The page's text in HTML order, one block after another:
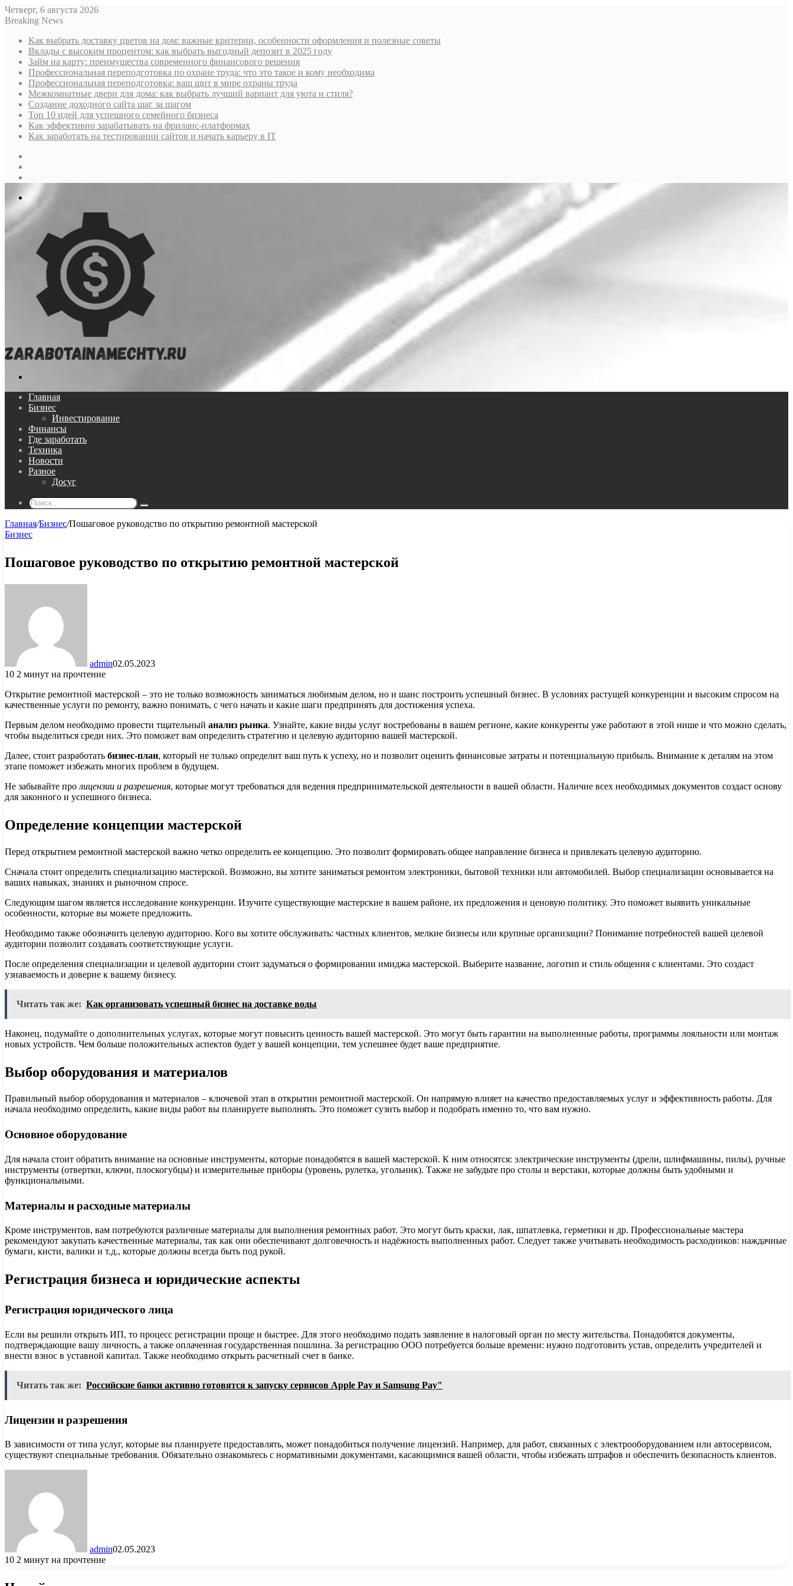
Четверг, 6 августа 2026
Breaking News
Как выбрать доставку цветов на дом: важные критерии, особенности оформления и полезные советы
Вклады с высоким процентом: как выбрать выгодный депозит в 2025 году
Займ на карту: преимущества современного финансового решения
Профессиональная переподготовка по охране труда: что это такое и кому необходима
Профессиональная переподготовка: ваш щит в мире охраны труда
Межкомнатные двери для дома: как выбрать лучший вариант для уюта и стиля?
Создание доходного сайта шаг за шагом
Топ 10 идей для успешного семейного бизнеса
Как эффективно зарабатывать на фриланс-платформах
Как заработать на тестировании сайтов и начать карьеру в IT
Меню
Главная
Бизнес
Инвестирование
Финансы
Где заработать
Техника
Новости
Разное
Досуг
Поиск...
Главная/Бизнес/Пошаговое руководство по открытию ремонтной мастерской
Бизнес
Пошаговое руководство по открытию ремонтной мастерской
admin02.05.2023
10 2 минут на прочтение
Открытие ремонтной мастерской – это не только возможность заниматься любимым делом, но и шанс построить успешный бизнес. В условиях растущей конкуренции и высоким спросом на
качественные услуги по ремонту, важно понимать, с чего начать и какие шаги предпринять для достижения успеха.
Первым делом необходимо провести тщательный анализ рынка. Узнайте, какие виды услуг востребованы в вашем регионе, какие конкуренты уже работают в этой нише и что можно сделать,
чтобы выделиться среди них. Это поможет вам определить стратегию и целевую аудиторию вашей мастерской.
Далее, стоит разработать бизнес-план, который не только определит ваш путь к успеху, но и позволит оценить финансовые затраты и потенциальную прибыль. Внимание к деталям на этом
этапе поможет избежать многих проблем в будущем.
Не забывайте про лицензии и разрешения, которые могут требоваться для ведения предпринимательской деятельности в вашей области. Наличие всех необходимых документов создаст основу
для законного и успешного бизнеса.
Определение концепции мастерской
Перед открытием ремонтной мастерской важно четко определить ее концепцию. Это позволит формировать общее направление бизнеса и привлекать целевую аудиторию.
Сначала стоит определить специализацию мастерской. Возможно, вы хотите заниматься ремонтом электроники, бытовой техники или автомобилей. Выбор специализации основывается на
ваших навыках, знаниях и рыночном спросе.
Следующим шагом является исследование конкуренции. Изучите существующие мастерские в вашем районе, их предложения и ценовую политику. Это поможет выявить уникальные
особенности, которые вы можете предложить.
Необходимо также обозначить целевую аудиторию. Кого вы хотите обслуживать: частных клиентов, мелкие бизнесы или крупные организации? Понимание потребностей вашей целевой
аудитории позволит создавать соответствующие услуги.
После определения специализации и целевой аудитории стоит задуматься о формировании имиджа мастерской. Выберите название, логотип и стиль общения с клиентами. Это создаст
узнаваемость и доверие к вашему бизнесу.
Читать так же: Как организовать успешный бизнес на доставке воды
Наконец, подумайте о дополнительных услугах, которые могут повысить ценность вашей мастерской. Это могут быть гарантии на выполненные работы, программы лояльности или монтаж
новых устройств. Чем больше положительных аспектов будет у вашей концепции, тем успешнее будет ваше предприятие.
Выбор оборудования и материалов
Правильный выбор оборудования и материалов – ключевой этап в открытии ремонтной мастерской. Он напрямую влияет на качество предоставляемых услуг и эффективность работы. Для
начала необходимо определить, какие виды работ вы планируете выполнять. Это поможет сузить выбор и подобрать именно то, что вам нужно.
Основное оборудование
Для начала стоит обратить внимание на основные инструменты, которые понадобятся в вашей мастерской. К ним относятся: электрические инструменты (дрели, шлифмашины, пилы), ручные
инструменты (отвертки, ключи, плоскогубцы) и измерительные приборы (уровень, рулетка, угольник). Также не забудьте про столы и верстаки, которые должны быть удобными и
функциональными.
Материалы и расходные материалы
Кроме инструментов, вам потребуются различные материалы для выполнения ремонтных работ. Это могут быть краски, лак, шпатлевка, герметики и др. Профессиональные мастера
рекомендуют закупать качественные материалы, так как они обеспечивают долговечность и надёжность выполненных работ. Следует также учитывать необходимость расходников: наждачные
бумаги, кисти, валики и т.д., которые должны всегда быть под рукой.
Регистрация бизнеса и юридические аспекты
Регистрация юридического лица
Если вы решили открыть ИП, то процесс регистрации проще и быстрее. Для этого необходимо подать заявление в налоговый орган по месту жительства. Понадобятся документы,
подтверждающие вашу личность, а также оплаченная государственная пошлина. За регистрацию ООО потребуется больше времени: нужно подготовить устав, определить учредителей и
внести взнос в уставной капитал. Также необходимо открыть расчетный счет в банке.
Читать так же: Российские банки активно готовятся к запуску сервисов Apple Pay и Samsung Pay"
Лицензии и разрешения
В зависимости от типа услуг, которые вы планируете предоставлять, может понадобиться получение лицензий. Например, для работ, связанных с электрооборудованием или автосервисом,
существуют специальные требования. Обязательно ознакомьтесь с нормативными документами, касающимися вашей области, чтобы избежать штрафов и обеспечить безопасность клиентов.
admin02.05.2023
10 2 минут на прочтение